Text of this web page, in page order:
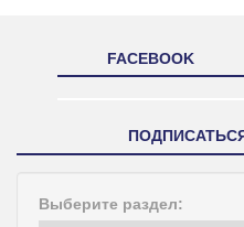
FACEBOOK
Выберите раздел: